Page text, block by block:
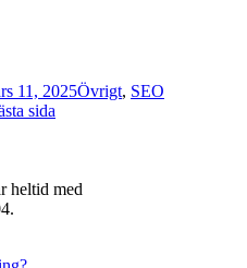
11, 2025Övrigt, SEO
sida
heltid med